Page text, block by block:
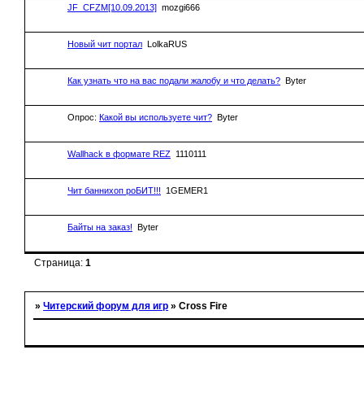
JF_CFZM[10.09.2013] mozgi666
Новый чит портал LolkaRUS
Как узнать что на вас подали жалобу и что делать? Byter
Опрос: Какой вы используете чит? Byter
Wallhack в формате REZ 1110111
Чит баннихоп роБИТ!!! 1GEMER1
Байты на заказ! Byter
Страница:1
»Читерский форум для игр »Cross Fire